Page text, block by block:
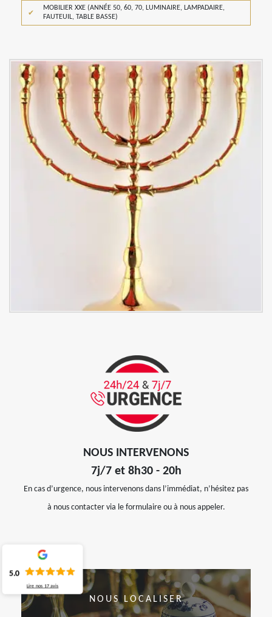
MOBILIER XXE (ANNÉE 50, 60, 70, LUMINAIRE, LAMPADAIRE,
FAUTEUIL, TABLE BASSE)
NOUS INTERVENONS
7j/7 et 8h30 - 20h
En cas d’urgence, nous intervenons dans l’immédiat, n’hésitez pas
à nous contacter via le formulaire ou à nous appeler.
NOUS LOCALISER
5.0
Lire nos 17 avis